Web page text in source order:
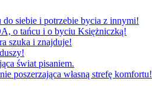
siebie i potrzebie bycia z innymi!
o tańcu i o byciu Księżniczką!
szuka i znajduje!
świat pisaniem.
własną strefę komfortu!